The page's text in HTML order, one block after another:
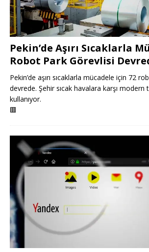
Pekin’de Aşırı Sıcaklarla
Robot Park Görevlisi
Pekin’de aşırı sıcaklarla mücadele için 72
devrede. Şehir sıcak havalara karşı
kullanıyor.
🟥